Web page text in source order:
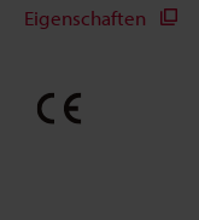
Eigenschaften